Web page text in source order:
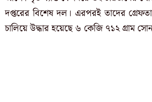
দপ্তরের বিশেষ দল। এরপরই তাদের
চালিয়ে উদ্ধার হয়েছে ৬ কেজি ৭১২ গ্রাম